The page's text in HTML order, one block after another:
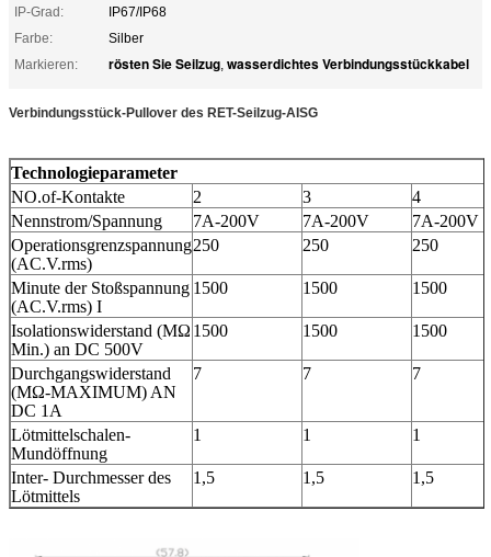
IP-Grad:
IP67/IP68
Farbe:
Silber
Markieren:
rösten Sie Seilzug, wasserdichtes Verbindungsstückkabel
Verbindungsstück-Pullover des RET-Seilzug-AISG
Technologieparameter
NO.of-Kontakte
2 3
4
Nennstrom/Spannung
7A-200V 7A-200V
7A-200V
Operationsgrenzspannung
(AC.V.rms)
250 250 250
Minute der Stoßspannung
(AC.V.rms) I
1500 1500 1500
Isolationswiderstand (MΩ
Min.) an DC 500V
1500 1500 1500
Durchgangswiderstand
(MΩ-MAXIMUM) AN
DC 1A
7 7 7
Lötmittelschalen-
Mundöffnung
1 1 1
Inter- Durchmesser des
Lötmittels
1,5 1,5 1,5